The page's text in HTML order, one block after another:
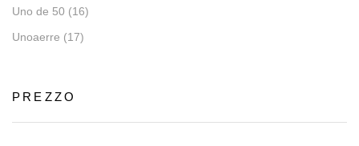
Uno de 50 (16)
Unoaerre (17)
PREZZO